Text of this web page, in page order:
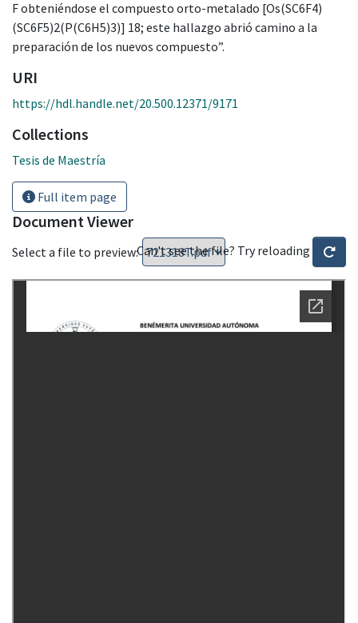
F obteniéndose el compuesto orto-metalado [Os(SC6F4)
(SC6F5)2(P(C6H5)3)] 18; este hallazgo abrió camino a la
preparación de los nuevos compuesto”.
URI
https://hdl.handle.net/20.500.12371/9171
Collections
Tesis de Maestría
Full item page
Document Viewer
Select a file to preview:Can't see the file? Try reloading